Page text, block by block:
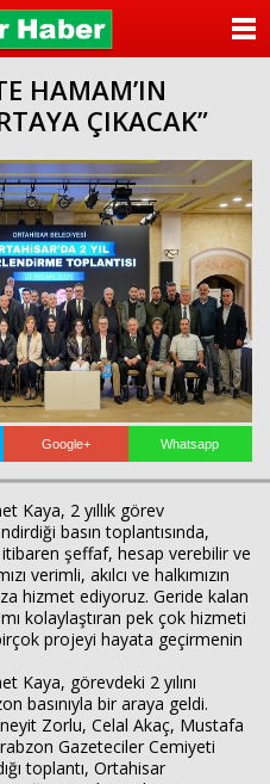
HAMAM’IN
ÇIKACAK”
Google+ Whatsapp
Kaya, 2 yıllık görev
basın toplantısında,
itibaren şeffaf, hesap verebilir ve
verimli, akılcı ve halkımızın
hizmet ediyoruz. Geride kalan
kolaylaştıran pek çok hizmeti
projeyi hayata geçirmenin
Kaya, görevdeki 2 yılını
basınıyla bir araya geldi.
Zorlu, Celal Akaç, Mustafa
Gazeteciler Cemiyeti
toplantı, Ortahisar
ANASAYFA
KATEGORİLER
ANKETLER
FOTO GALERİ
VİDEO GALERİ
KÜNYE
Haberin Doğru Adresi.